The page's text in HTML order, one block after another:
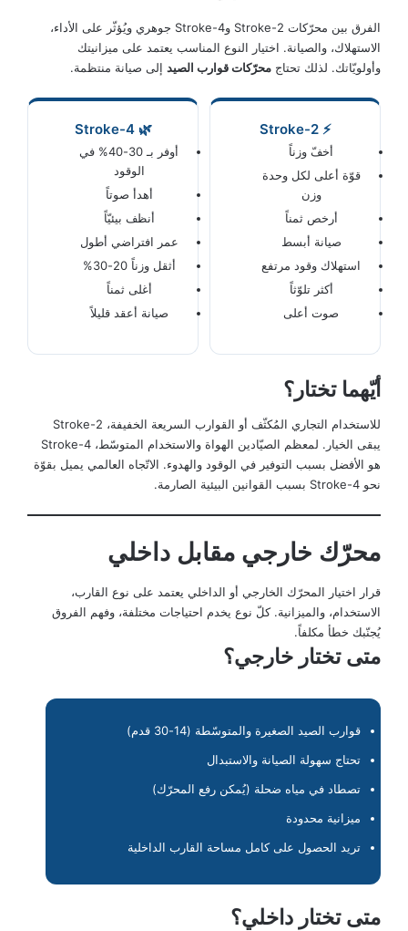
الفرق بين محرّكات 2-Stroke و4-Stroke جوهري ويُؤثّر على الأداء،
الاستهلاك، والصيانة. اختيار النوع المناسب يعتمد على ميزانيتك
وأولويّاتك. لذلك تحتاج محرّكات قوارب الصيد إلى صيانة منتظمة.
⚡ 2-Stroke
أخفّ وزناً
قوّة أعلى لكل وحدة
وزن
أرخص ثمناً
صيانة أبسط
استهلاك وقود مرتفع
أكثر تلوّثاً
صوت أعلى
🌿 4-Stroke
أوفر بـ 30-40% في
الوقود
أهدأ صوتاً
أنظف بيئيّاً
عمر افتراضي أطول
أثقل وزناً 20-30%
أغلى ثمناً
صيانة أعقد قليلاً
أيّهما تختار؟
للاستخدام التجاري المُكثّف أو القوارب السريعة الخفيفة، 2-Stroke
يبقى الخيار. لمعظم الصيّادين الهواة والاستخدام المتوسّط، 4-Stroke
هو الأفضل بسبب التوفير في الوقود والهدوء. الاتّجاه العالمي يميل بقوّة
نحو 4-Stroke بسبب القوانين البيئية الصارمة.
محرّك خارجي مقابل داخلي
قرار اختيار المحرّك الخارجي أو الداخلي يعتمد على نوع القارب،
الاستخدام، والميزانية. كلّ نوع يخدم احتياجات مختلفة، وفهم الفروق
يُجنّبك خطأ مكلفاً.
متى تختار خارجي؟
قوارب الصيد الصغيرة والمتوسّطة (14-30 قدم)
تحتاج سهولة الصيانة والاستبدال
تصطاد في مياه ضحلة (يُمكن رفع المحرّك)
ميزانية محدودة
تريد الحصول على كامل مساحة القارب الداخلية
متى تختار داخلي؟